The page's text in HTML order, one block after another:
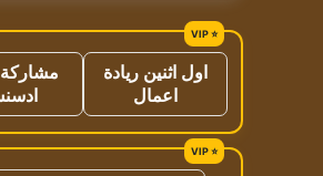
اول اثنين ريادة
اعمال
مشاركة